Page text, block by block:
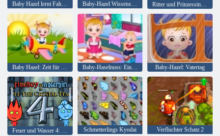
Baby Hazel lernt Fahrzeuge Baby-Hazel Wissenschaft Fair Play Ritter und Prinzessinnen
Baby Hazel: Zeit für das Abendessen Baby-Haselnuss: Ein Tag im Kindergarten Baby-Hazel: Vatertag
Schmetterlings Kyodai Verfluchter Schatz 2